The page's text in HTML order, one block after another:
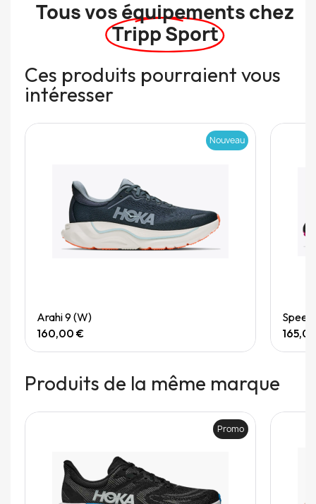
Tous vos équipements chez
Tripp Sport
Ces produits pourraient vous
intéresser
Nouveau
Arahi 9 (W)
160,00 €
Produits de la même marque
Promo